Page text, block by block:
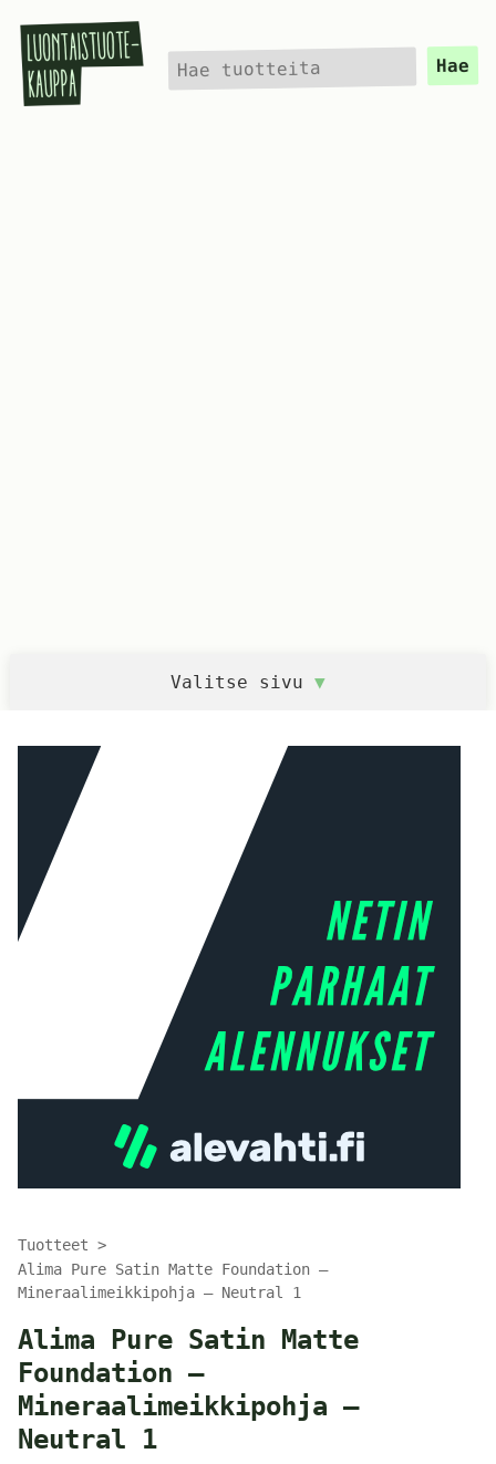
Hae Hae
Valitse sivu
Tuotteet
Alima Pure Satin Matte Foundation –
Mineraalimeikkipohja – Neutral 1
Alima Pure Satin Matte
Foundation –
Mineraalimeikkipohja –
Neutral 1